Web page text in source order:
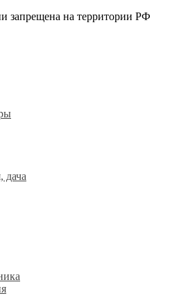
запрещена на территории РФ
дача